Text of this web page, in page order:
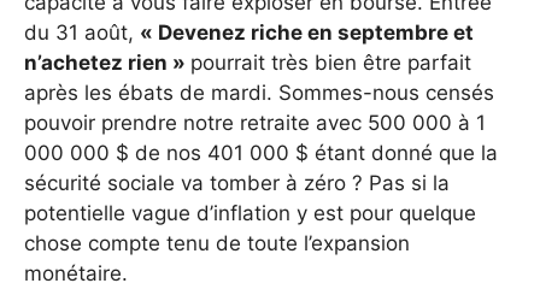
du 31 août, « Devenez riche en septembre et
n’achetez rien » pourrait très bien être parfait
après les ébats de mardi. Sommes-nous censés
pouvoir prendre notre retraite avec 500 000 à 1
000 000 $ de nos 401 000 $ étant donné que la
sécurité sociale va tomber à zéro ? Pas si la
potentielle vague d’inflation y est pour quelque
chose compte tenu de toute l’expansion
monétaire.